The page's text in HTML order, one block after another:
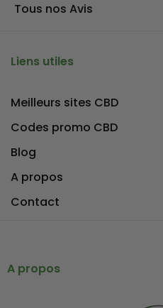
A propos
Liens utiles
Meilleurs sites CBD
Codes promo CBD
Blog
A propos
Contact
Tous nos Avis